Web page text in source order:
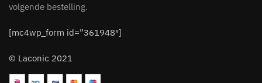
volgende bestelling.
[mc4wp_form id=”361948″]
© Laconic 2021